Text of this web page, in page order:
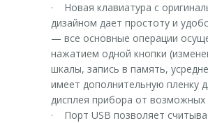
· Новая клавиатура с
дизайном дает простоту и
— все основные операции
нажатием одной кнопки
шкалы, запись в память,
имеет дополнительную пленку
дисплея прибора от возможных
· Порт USB позволяет